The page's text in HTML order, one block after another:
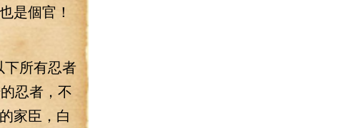
是個官！
所有忍者
忍者，不
家臣，白